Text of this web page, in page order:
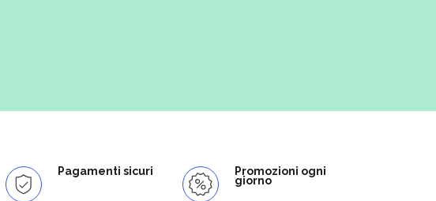
Pagamenti sicuri Promozioni ogni
giorno